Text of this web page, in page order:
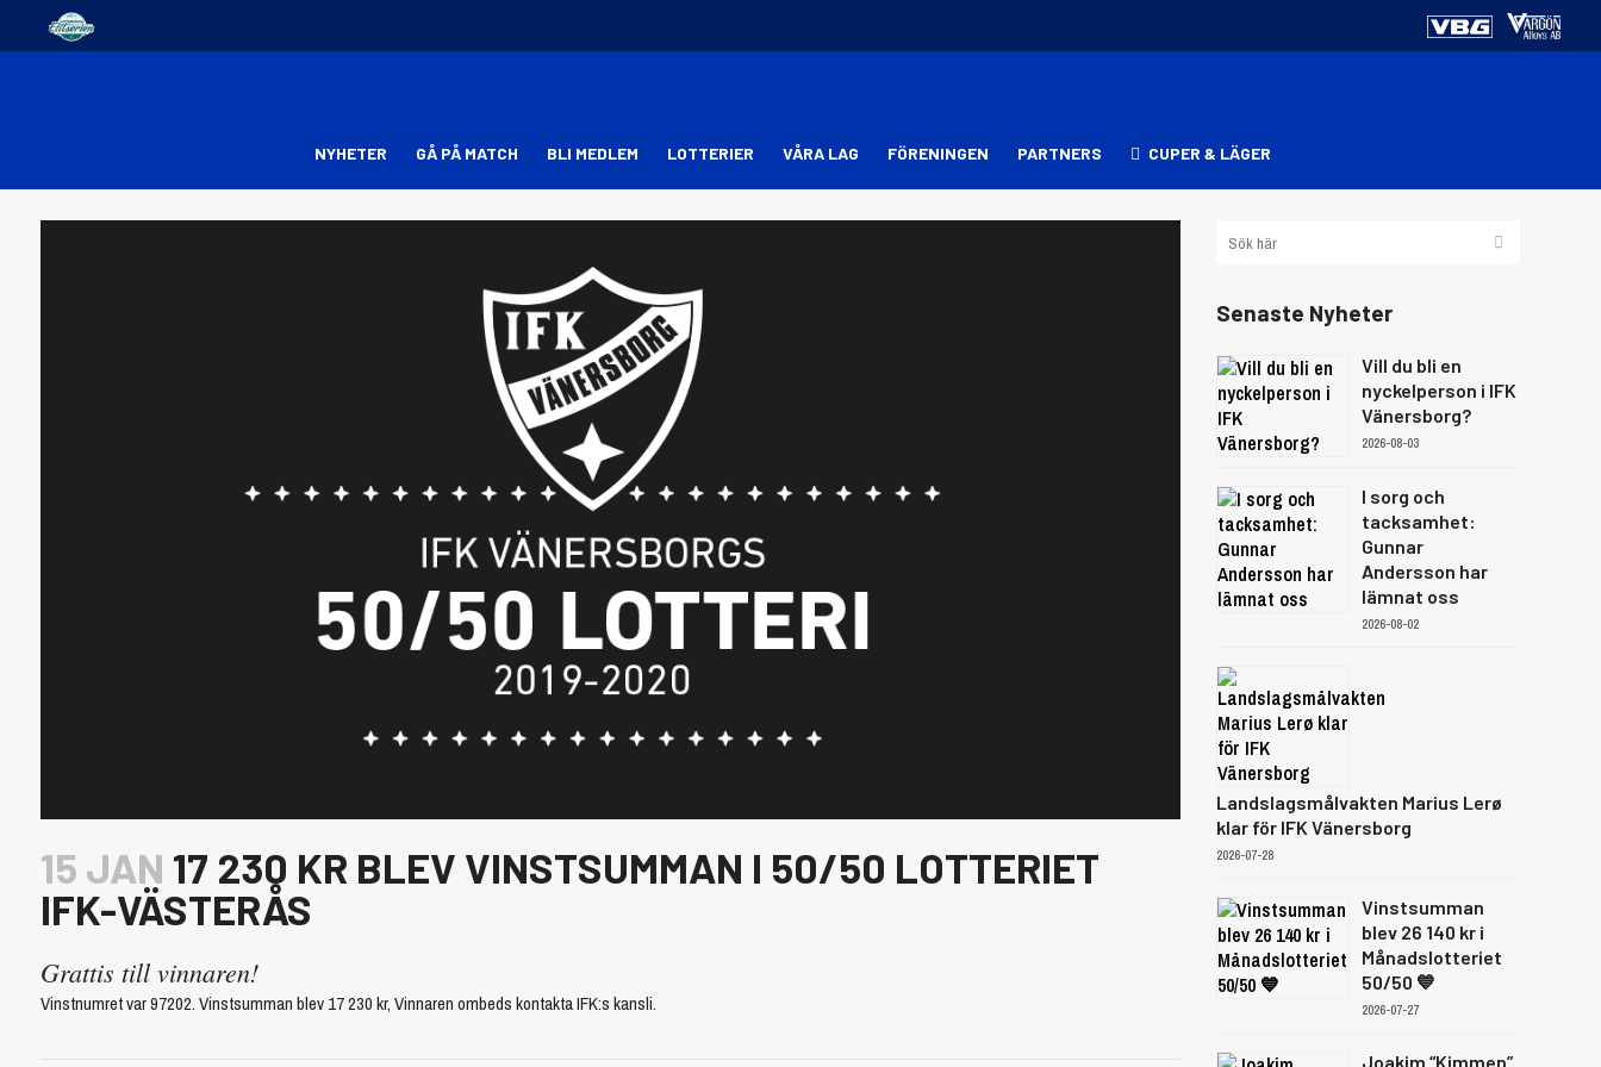
NYHETER GÅ PÅ MATCH BLI MEDLEM LOTTERIER VÅRA LAG FÖRENINGEN PARTNERS CUPER & LÄGER
15 JAN 17 230 KR BLEV VINSTSUMMAN I 50/50 LOTTERIET
IFK-VÄSTERÅS
Grattis till vinnaren!
Vinstnumret var 97202. Vinstsumman blev 17 230 kr, Vinnaren ombeds kontakta IFK:s kansli.
Senaste Nyheter
Vill du bli en
nyckelperson i IFK
Vänersborg?
2026-08-03
I sorg och
tacksamhet:
Gunnar
Andersson har
lämnat oss
2026-08-02
Landslagsmålvakten Marius Lerø
klar för IFK Vänersborg
2026-07-28
Vinstsumman
blev 26 140 kr i
Månadslotteriet
50/50 💙
2026-07-27
Joakim “Kimmen”